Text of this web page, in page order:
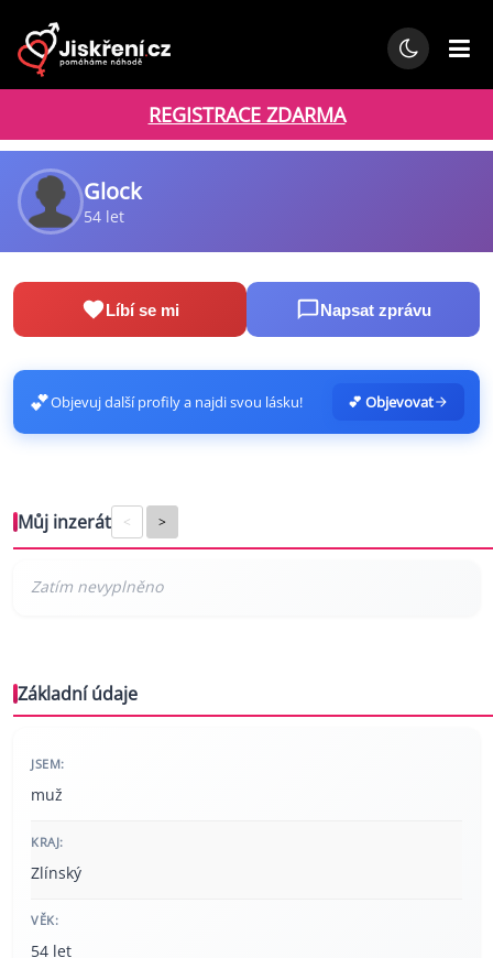
REGISTRACE ZDARMA
Glock
54 let
Líbí se mi Napsat zprávu
💕Objevuj další profily a najdi svou lásku! 💕 Objevovat
Můj inzerát < >
Základní údaje
JSEM:
muž
KRAJ:
Zlínský
VĚK:
54 let